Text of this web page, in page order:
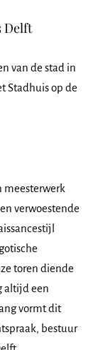
Delft
van de stad in
Stadhuis op de
meesterwerk
verwoestende
toren diende
altijd een
vormt dit
bestuur